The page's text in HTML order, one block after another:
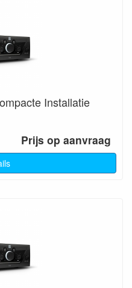
Installatie
Prijs op aanvraag